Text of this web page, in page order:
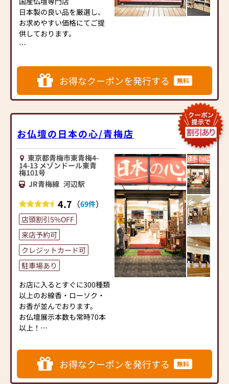
日本製の良い品を厳選し、
お求めやすい価格にてご提
供しております。
籍
関東一円の民間霊園と業務
提携をしており、樹木葬や
永代供養墓などのご案内か
ズに対応しております。
都立霊園、市営霊園など公
営の霊園も施工可能です。
また、葬儀の事前相談も承
っております。
たら何でもご相談くださ
い。
お香典返し(返礼品)やご供
花、お供物などのお手配も
可能です。
お彼岸、お盆、喪中などの
差し上げ用お線香（ご進物
用）も
お取り扱いございます。
【お取り扱い品目】
仏壇・墓石・葬儀・位牌・
珠・のし袋・灰などのお手
入れ用品
お宮・神具・墓石のお手入
お得なクーポンを発行する 無料
お仏壇の日本の心/青梅店
東京都青梅市東青梅4-
14-13 メゾンドール東青
梅101号
JR青梅線 河辺駅
4.7 （69件）
店頭割引5%OFF
来店予約可
クレジットカード可
駐車場あり
お店に入るとすぐに300種類
以上のお線香・ローソク・
お香が並んでおります。
お仏壇展示本数も常時70本
以上！
た『国産仏壇専門店』とし
て地域一番の品揃えです。
お得なクーポンを発行する 無料